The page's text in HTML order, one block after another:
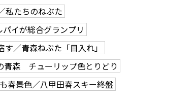
私たちのねぶた
イが総合グランプリ
／青森ねぶた「目入れ」
青森 チューリップ色とりどり
春景色／八甲田春スキー終盤